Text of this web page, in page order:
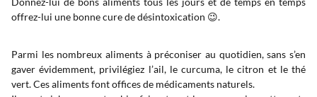
offrez-lui une bonne cure de désintoxication 😉.
Parmi les nombreux aliments à préconiser au quotidien, sans s’en
gaver évidemment, privilégiez l’ail, le curcuma, le citron et le thé
vert. Ces aliments font offices de médicaments naturels.